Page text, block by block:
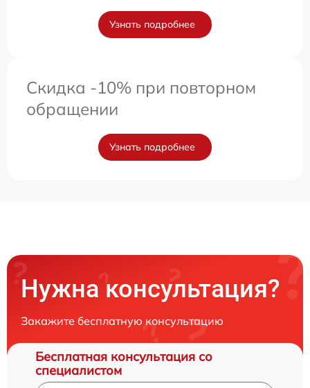
Узнать подробнее
Скидка -10% при повторном
обращении
Узнать подробнее
Нужна консультация?
Закажите бесплатную консультацию
Бесплатная консультация со
специалистом